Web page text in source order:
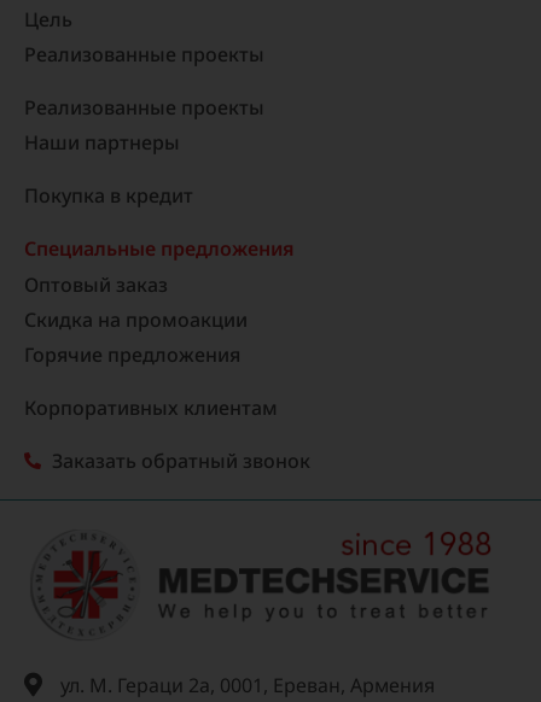
Цель
Реализованные проекты​
Реализованные проекты
Наши партнеры
Покупка в кредит
Специальные предложения
Оптовый заказ
Скидка на промоакции
Горячие предложения
Корпоративных клиентам
Заказать обратный звонок
ул. М. Гераци 2а, 0001, Ереван, Армения